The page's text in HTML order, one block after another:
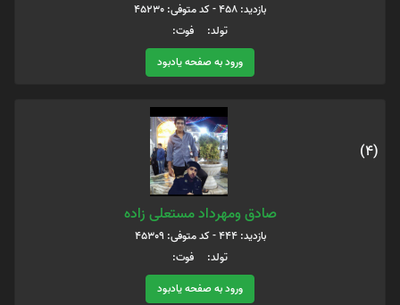
بازدید: 458 - کد متوفی: 45230
تولد: فوت:
ورود به صفحه یادبود
(4)
صادق ومهرداد مستعلی زاده
بازدید: 444 - کد متوفی: 45309
تولد: فوت:
ورود به صفحه یادبود